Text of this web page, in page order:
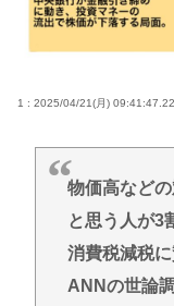
しなかった」←
日産e-power、
この映画は観
Powered by
1 : 2025/04/21(月) 09:41:47.22
物価高など
と思う人が3
消費税減税
ANNの世論